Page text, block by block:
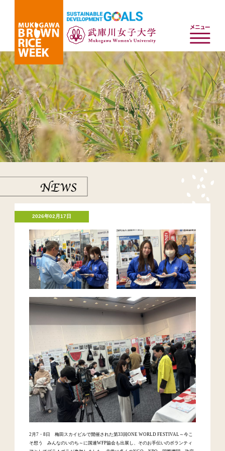
2026年02月17日
2月7・8日 梅田スカイビルで開催された第33回ONE WORLD FESTIVAL～今こ
そ想う みんなのいのち～に国連WFP協会も出展し、そのお手伝いのボランティ